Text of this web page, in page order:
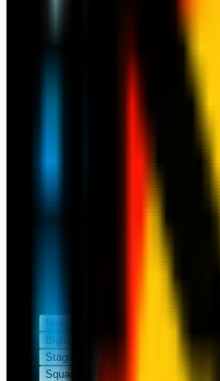
News
Biglietteria
Stagione
Squadre